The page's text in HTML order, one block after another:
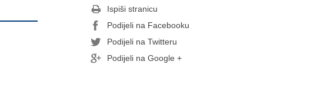
Ispiši stranicu
Podijeli na Facebooku
Podijeli na Twitteru
Podijeli na Google +